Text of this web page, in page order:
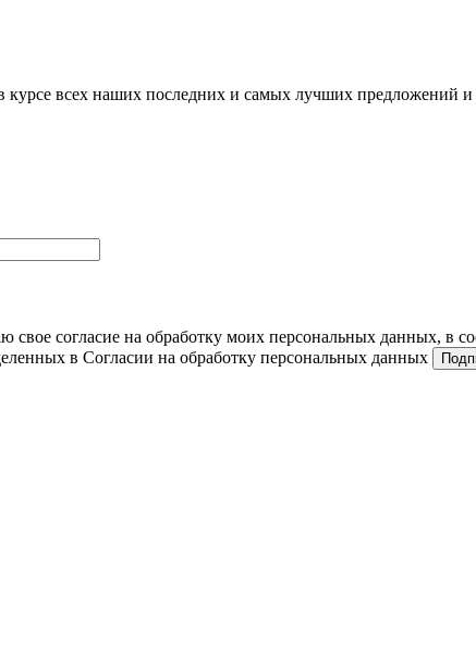
курсе всех наших последних и самых лучших предложений и
свое согласие на обработку моих персональных данных,
в Согласии на обработку персональных данных